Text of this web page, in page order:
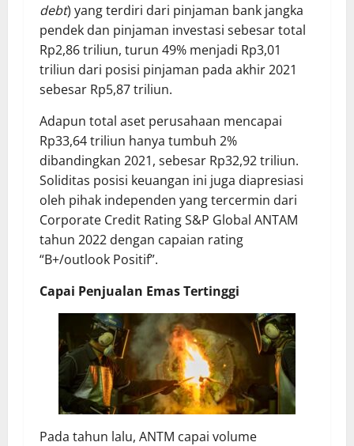
debt) yang terdiri dari pinjaman bank jangka
pendek dan pinjaman investasi sebesar total
Rp2,86 triliun, turun 49% menjadi Rp3,01
triliun dari posisi pinjaman pada akhir 2021
sebesar Rp5,87 triliun.
Adapun total aset perusahaan mencapai
Rp33,64 triliun hanya tumbuh 2%
dibandingkan 2021, sebesar Rp32,92 triliun.
Soliditas posisi keuangan ini juga diapresiasi
oleh pihak independen yang tercermin dari
Corporate Credit Rating S&P Global ANTAM
tahun 2022 dengan capaian rating
“B+/outlook Positif”.
Capai Penjualan Emas Tertinggi
Pada tahun lalu, ANTM capai volume